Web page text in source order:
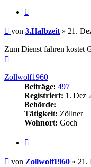
Beitrag
von 3.Halbzeit » 21.
Zum Dienst fahren kostet
Zollwolf1960
Beiträge: 497
Registriert: 1. Dez
Behörde:
Tätigkeit: Zöllner
Wohnort: Goch
Beitrag
von Zollwolf1960 » 21.